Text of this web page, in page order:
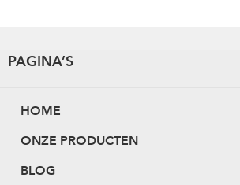
PAGINA’S
HOME
ONZE PRODUCTEN
BLOG